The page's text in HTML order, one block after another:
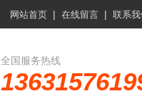
网站首页 | 在线留言 | 联系
全国服务热线